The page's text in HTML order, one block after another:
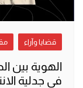
قضايا وآراء
الهوية بين
في جدلية